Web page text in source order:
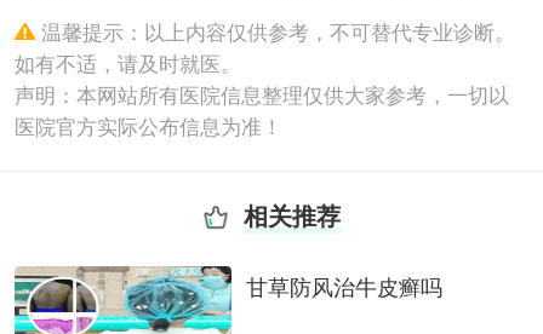
温馨提示：以上内容仅供参考，不可替代专业诊断。
如有不适，请及时就医。
声明：本网站所有医院信息整理仅供大家参考，一切以
医院官方实际公布信息为准！
相关推荐
甘草防风治牛皮癣吗